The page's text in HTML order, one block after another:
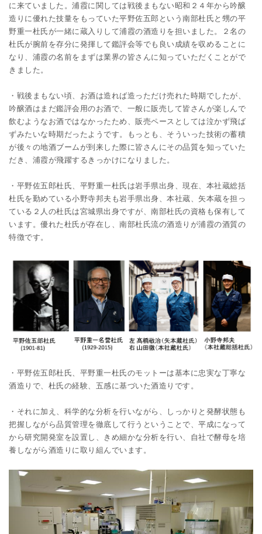
に来ていました。浦霞に関しては戦後まもない昭和２４年から吟醸
造りに優れた技量をもっていた平野佐五郎という南部杜氏と甥の平
野重一杜氏が一緒に蔵入りして浦霞の酒造りを担いました。２名の
杜氏が腕前を存分に発揮して鑑評会等でも良い成績を収めることに
なり、浦霞の名前をまずは業界の皆さんに知っていただくことがで
きました。
・戦後まもない頃、お酒は造れば造っただけ売れた時期でしたが、
吟醸酒はまだ鑑評会用のお酒で、一般に販売して皆さんが楽しんで
飲むようなお酒ではなかったため、販売ペースとしては泣かず飛ば
ずみたいな時期だったようです。もっとも、そういった技術の蓄積
が後々の地酒ブームが到来した際に皆さんにその品質を知っていた
だき、浦霞が飛躍するきっかけになりました。
・平野佐五郎杜氏、平野重一杜氏は岩手県出身、現在、本社蔵総括
杜氏を勤めている小野寺邦夫も岩手県出身、本社蔵、矢本蔵を担っ
ている２人の杜氏は宮城県出身ですが、南部杜氏の資格も保有して
います。優れた杜氏が存在し、南部杜氏流の酒造りが浦霞の酒質の
特徴です。
・平野佐五郎杜氏、平野重一杜氏のモットーは基本に忠実な丁寧な
酒造りで、杜氏の経験、五感に基づいた酒造りです。
・それに加え、科学的な分析を行いながら、しっかりと発酵状態も
把握しながら品質管理を徹底して行うということで、平成になって
から研究開発室を設置し、きめ細かな分析を行い、自社で酵母を培
養しながら酒造りに取り組んでいます。